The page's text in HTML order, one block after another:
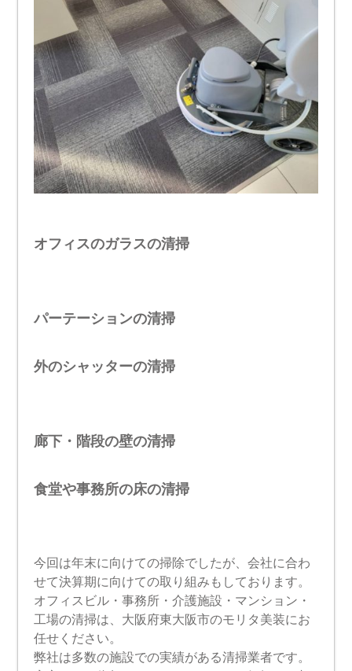
オフィスのガラスの清掃
パーテーションの清掃
外のシャッターの清掃
廊下・階段の壁の清掃
食堂や事務所の床の清掃
今回は年末に向けての掃除でしたが、会社に合わ
せて決算期に向けての取り組みもしております。
オフィスビル・事務所・介護施設・マンション・
工場の清掃は、大阪府東大阪市のモリタ美装にお
任せください。
弊社は多数の施設での実績がある清掃業者です。